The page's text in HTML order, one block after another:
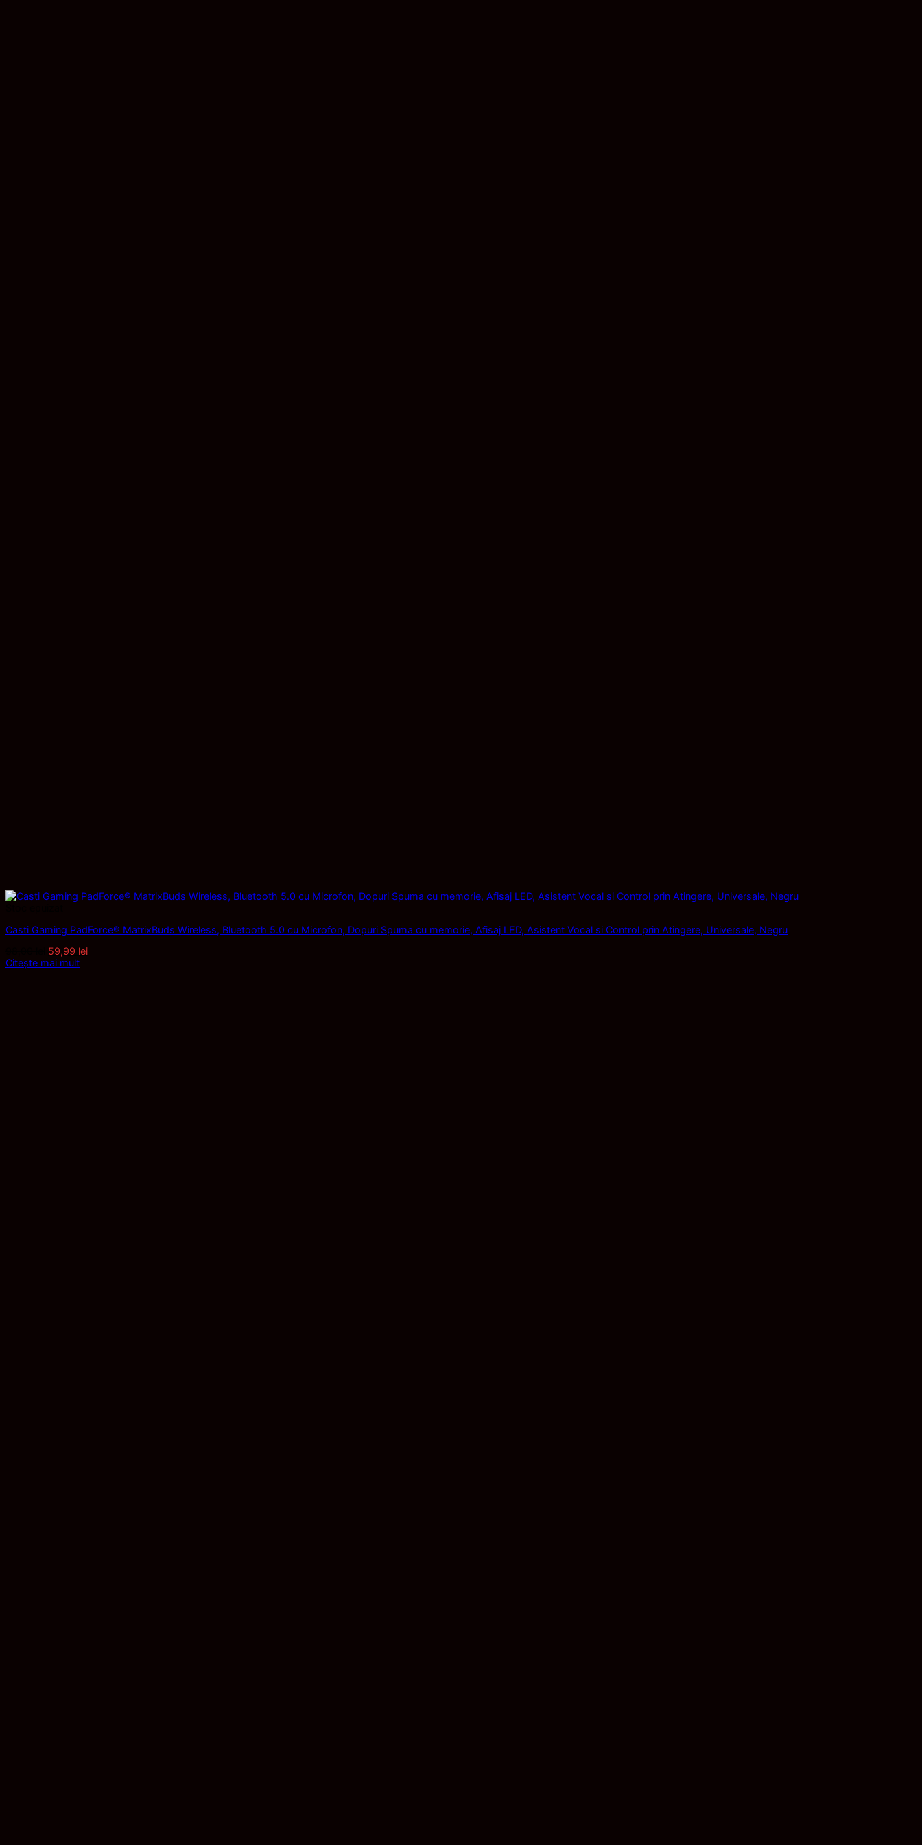
Casti Gaming PadForce® MatrixBuds Wireless, Bluetooth 5.0 cu Microfon, Dopuri Spuma cu memorie, Afisaj LED, Asistent Vocal si Control prin Atingere, Universale, Negru
Prețul
inițial
59,99 leiPrețul
Citește mai mult